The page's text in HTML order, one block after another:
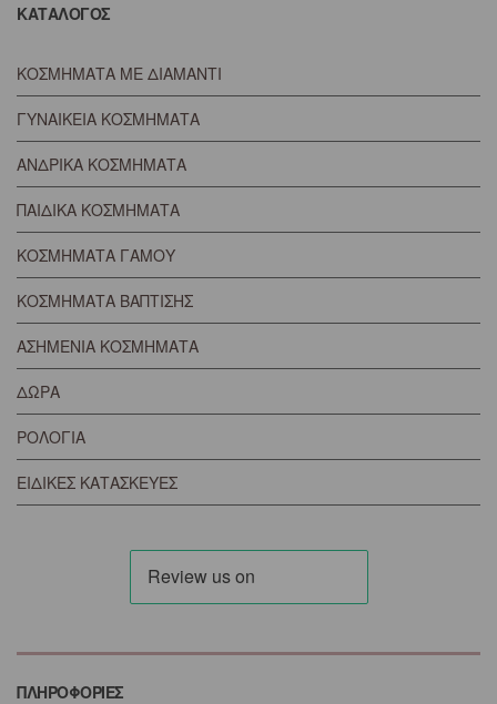
ΚΑΤΑΛΟΓΟΣ
ΚΟΣΜΗΜΑΤΑ ΜΕ ΔΙΑΜΑΝΤΙ
ΓΥΝΑΙΚΕΙΑ ΚΟΣΜΗΜΑΤΑ
ΑΝΔΡΙΚΑ ΚΟΣΜΗΜΑΤΑ
ΠΑΙΔΙΚΑ ΚΟΣΜΗΜΑΤΑ
ΚΟΣΜΗΜΑΤΑ ΓΑΜΟΥ
ΚΟΣΜΗΜΑΤΑ ΒΑΠΤΙΣΗΣ
ΑΣΗΜΕΝΙΑ ΚΟΣΜΗΜΑΤΑ
ΔΩΡΑ
ΡΟΛΟΓΙΑ
ΕΙΔΙΚΕΣ ΚΑΤΑΣΚΕΥΕΣ
ΠΛΗΡΟΦΟΡΙΕΣ